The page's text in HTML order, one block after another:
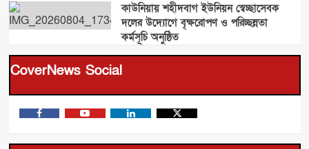
কাউনিয়ায় শহীদবাগ ইউনিয়ন স্বেচ্ছাসেবক
দলের উদ্যোগে বৃক্ষরোপণ ও পরিচ্ছন্নতা
কর্মসূচি অনুষ্ঠিত
CoverNews Social